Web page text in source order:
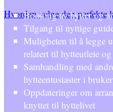
Hvordan velge den perfekte
Booking av hytter og
Tilgang til nyttige
Muligheten til å legge
relatert til hytteutleie
Samhandling med
hytteentusiaster i
Oppdateringer om
knyttet til hyttelivet